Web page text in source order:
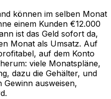
können im selben Monat
einem Kunden €12.000
ist das Geld sofort da,
Monat als Umsatz. Auf
auf dem Konto
viele Monatspläne,
dazu die Gehälter, und
ausweisen,